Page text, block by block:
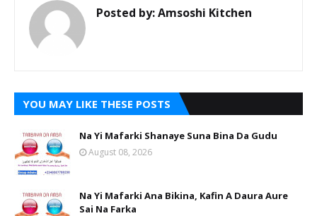
Posted by:Amsoshi Kitchen
YOU MAY LIKE THESE POSTS
Na Yi Mafarki Shanaye Suna Bina Da Gudu
August 08, 2026
Na Yi Mafarki Ana Bikina, Kafin A Daura Aure
Sai Na Farka